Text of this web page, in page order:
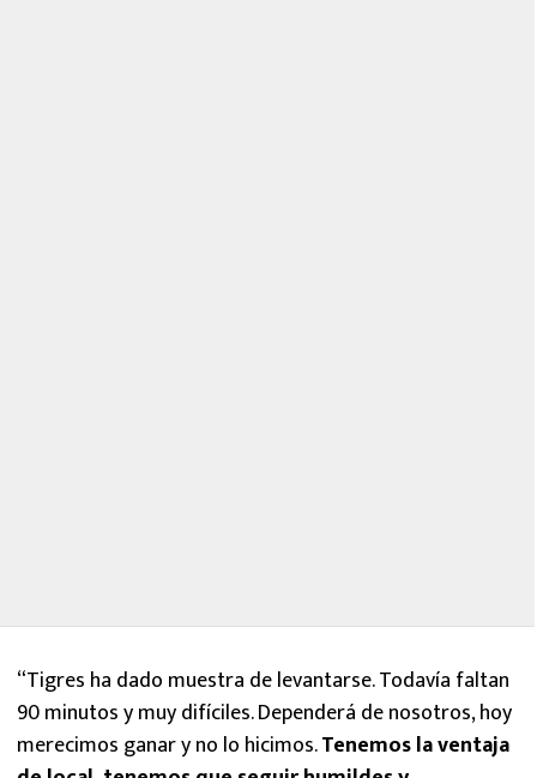
“Tigres ha dado muestra de levantarse. Todavía faltan
90 minutos y muy difíciles. Dependerá de nosotros, hoy
merecimos ganar y no lo hicimos.Tenemos la ventaja